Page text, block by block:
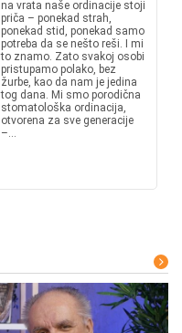
na vrata naše ordinacije stoji
priča – ponekad strah,
ponekad stid, ponekad samo
potreba da se nešto reši. I mi
to znamo. Zato svakoj osobi
pristupamo polako, bez
žurbe, kao da nam je jedina
tog dana. Mi smo porodična
stomatološka ordinacija,
otvorena za sve generacije
–...